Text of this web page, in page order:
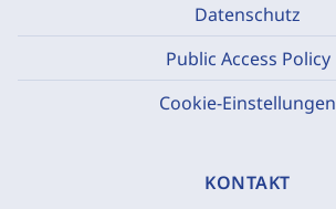
Datenschutz
Public Access Policy
Cookie-Einstellungen
KONTAKT